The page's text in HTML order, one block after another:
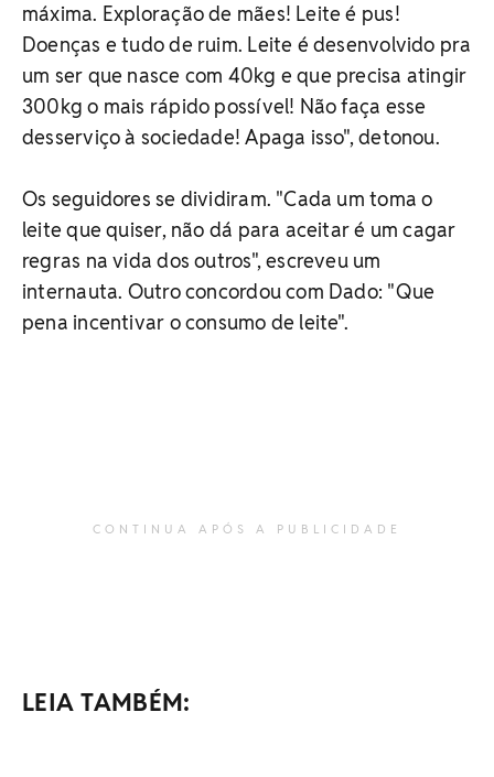
máxima. Exploração de mães! Leite é pus!
Doenças e tudo de ruim. Leite é desenvolvido pra
um ser que nasce com 40kg e que precisa atingir
300kg o mais rápido possível! Não faça esse
desserviço à sociedade! Apaga isso", detonou.
Os seguidores se dividiram. "Cada um toma o
leite que quiser, não dá para aceitar é um cagar
regras na vida dos outros", escreveu um
internauta. Outro concordou com Dado: "Que
pena incentivar o consumo de leite".
CONTINUA APÓS A PUBLICIDADE
LEIA TAMBÉM: